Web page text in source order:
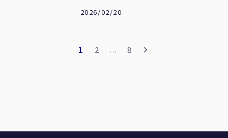
2026/02/20
1 2 ... 8